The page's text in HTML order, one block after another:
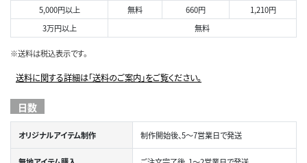
5,000円以上
無料 660円
1,210円
3万円以上
無料
※送料は税込表示です。
送料に関する詳細は「送料のご案内」をご覧ください。
日数
オリジナルアイテム制作 制作開始後、5～7営業日で発送